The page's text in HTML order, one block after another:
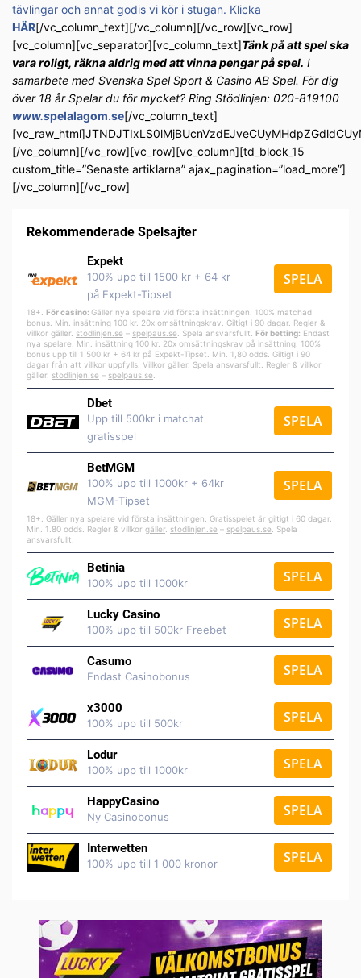
tävlingar och annat godis vi kör i stugan. Klicka
HÄR[/vc_column_text][/vc_column][/vc_row][vc_row]
[vc_column][vc_separator][vc_column_text]Tänk på att spel ska
vara roligt, räkna aldrig med att vinna pengar på spel. I
samarbete med Svenska Spel Sport & Casino AB Spel. För dig
över 18 år Spelar du för mycket? Ring Stödlinjen: 020-819100
www.spelalagom.se[/vc_column_text]
[/vc_column][/vc_row][vc_row][vc_column][td_block_15
custom_title=”Senaste artiklarna” ajax_pagination=”load_more”]
[/vc_column][/vc_row]
Rekommenderade Spelsajter
Expekt
100% upp till 1500 kr + 64 kr
på Expekt-Tipset
SPELA
18+. För casino: Gäller nya spelare vid första insättningen. 100% matchad
bonus. Min. insättning 100 kr. 20x omsättningskrav. Giltigt i 90 dagar. Regler &
villkor gäller. stodlinjen.se – spelpaus.se . Spela ansvarsfullt. För betting: Endast
nya spelare. Min. insättning 100 kr. 20x omsättningskrav på insättning. 100%
bonus upp till 1 500 kr + 64 kr på Expekt-Tipset. Min. 1,80 odds. Giltigt i 90
dagar från att villkor uppfylls. Villkor gäller. Spela ansvarsfullt. Regler & villkor
gäller. stodlinjen.se – spelpaus.se
Dbet
Upp till 500kr i matchat
gratisspel
SPELA
BetMGM
100% upp till 1000kr + 64kr
MGM-Tipset
SPELA
18+. Gäller nya spelare vid första insättningen. Gratisspelet är giltigt i 60 dagar.
Min. 1.80 odds. Regler & villkor gäller stodlinjen.se – spelpaus.se . Spela
ansvarsfullt.
Betinia
100% upp till 1000kr SPELA
Lucky Casino
100% upp till 500kr Freebet SPELA
Casumo
Endast Casinobonus SPELA
x3000
100% upp till 500kr SPELA
Lodur
100% upp till 1000kr SPELA
HappyCasino
Ny Casinobonus SPELA
Interwetten
100% upp till 1 000 kronor SPELA